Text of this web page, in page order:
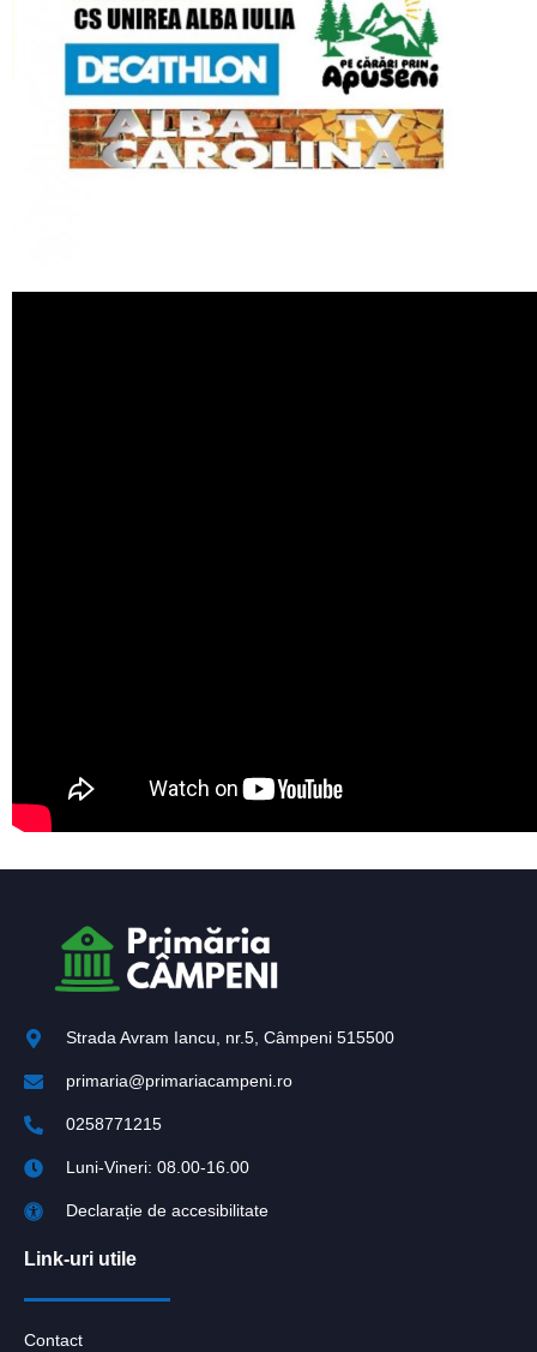
Strada Avram Iancu, nr.5, Câmpeni 515500
primaria@primariacampeni.ro
0258771215
Luni-Vineri: 08.00-16.00
Declarație de accesibilitate
Link-uri utile
Contact